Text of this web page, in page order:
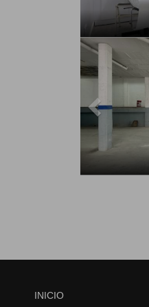
Previous
INICIO